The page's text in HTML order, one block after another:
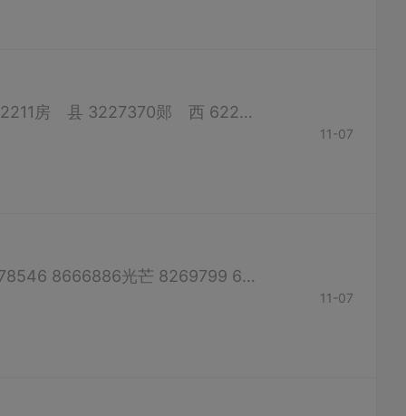
十堰旅游投诉 张湾区 8200204 茅箭区 8795662竹 山 4224057竹 溪 2722211房 县 3227370郧 西 6227601郧 县 7231584丹 江 5210149武当山旅游投诉 5689187 十堰新...
11-07
康宝 8465662 13593739455欧意 8688408老板 8631182 6788747华帝 8678546 8666886光芒 8269799 6807440海尔 8219999 4006999999万和 8465662 8681181美的 8667968 6807757万喜 8483526 8631090万...
11-07